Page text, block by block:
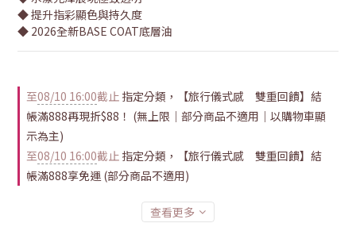
◆ 提升指彩顯色與持久度
◆ 2026全新BASE COAT底層油
至08/10 16:00截止 指定分類，【旅行儀式感 雙重回饋】結
帳滿888再現折$88！ (無上限｜部分商品不適用｜以購物車顯
示為主)
至08/10 16:00截止 指定分類，【旅行儀式感 雙重回饋】結
帳滿888享免運 (部分商品不適用)
查看更多